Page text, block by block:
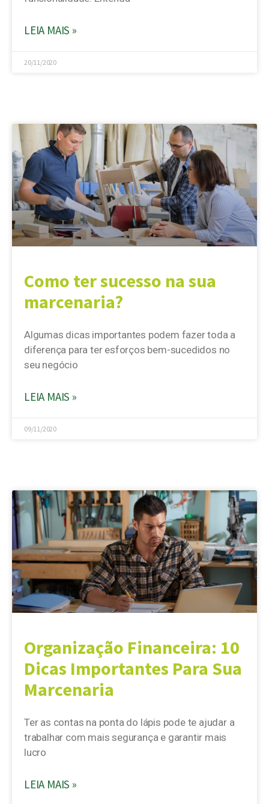
LEIA MAIS »
20/11/2020
Como ter sucesso na sua
marcenaria?
Algumas dicas importantes podem fazer toda a
diferença para ter esforços bem-sucedidos no
seu negócio
LEIA MAIS »
09/11/2020
Organização Financeira: 10
Dicas Importantes Para Sua
Marcenaria
Ter as contas na ponta do lápis pode te ajudar a
trabalhar com mais segurança e garantir mais
lucro
LEIA MAIS »